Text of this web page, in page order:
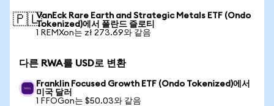
🇵🇱VanEck Rare Earth and Strategic Metals ETF (Ondo
Tokenized)에서 폴란드 즐로티
1 REMXon는 zł 273.69와 같음
다른 RWA를 USD로 변환
Franklin Focused Growth ETF (Ondo Tokenized)에서
미국 달러
1 FFOGon는 $50.03와 같음